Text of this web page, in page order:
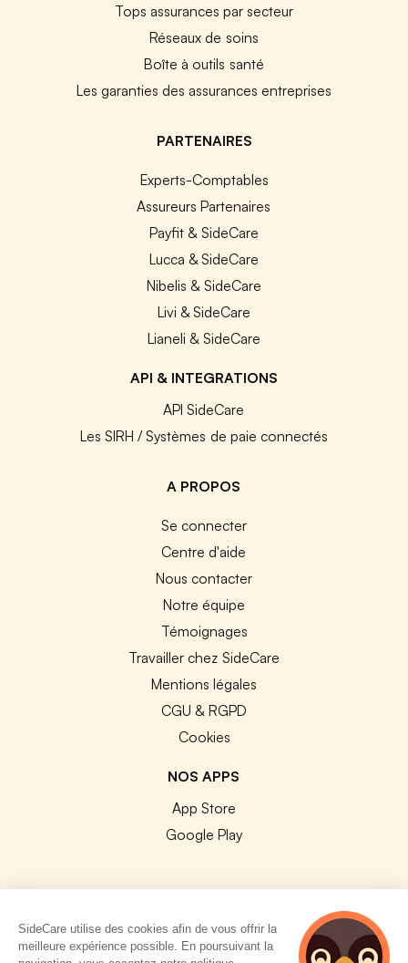
Tops assurances par secteur
Réseaux de soins
Boîte à outils santé
Les garanties des assurances entreprises
PARTENAIRES
Experts-Comptables
Assureurs Partenaires
Payfit & SideCare
Lucca & SideCare
Nibelis & SideCare
Livi & SideCare
Lianeli & SideCare
API & INTEGRATIONS
API SideCare
Les SIRH / Systèmes de paie connectés
A PROPOS
Se connecter
Centre d'aide
Nous contacter
Notre équipe
Témoignages
Travailler chez SideCare
Mentions légales
CGU & RGPD
Cookies
NOS APPS
App Store
Google Play
© 2026 SideCare. Tous droits réservés.
SideCare utilise des cookies afin de vous offrir la
meilleure expérience possible. En poursuivant la